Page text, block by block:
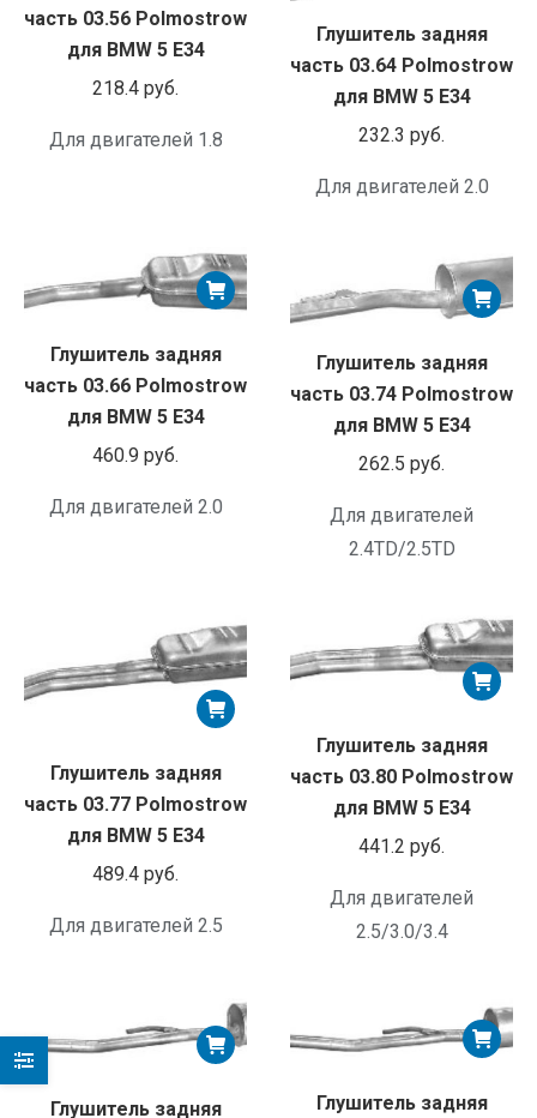
часть 03.56 Polmostrow
для BMW 5 E34
218.4 руб.
Для двигателей 1.8
Глушитель задняя
часть 03.64 Polmostrow
для BMW 5 E34
232.3 руб.
Для двигателей 2.0
Глушитель задняя
часть 03.66 Polmostrow
для BMW 5 E34
460.9 руб.
Для двигателей 2.0
Глушитель задняя
часть 03.74 Polmostrow
для BMW 5 E34
262.5 руб.
Для двигателей
2.4TD/2.5TD
Глушитель задняя
часть 03.77 Polmostrow
для BMW 5 E34
489.4 руб.
Для двигателей 2.5
Глушитель задняя
часть 03.80 Polmostrow
для BMW 5 E34
441.2 руб.
Для двигателей
2.5/3.0/3.4
Глушитель задняя Глушитель задняя